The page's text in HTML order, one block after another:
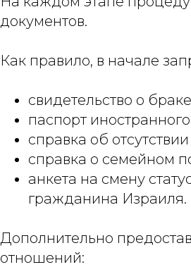
документов.
Как правило, в начале
свидетельство о
паспорт
справка об
справка о семейном
анкета на смену
гражданина Израиля.
Дополнительно
отношений: